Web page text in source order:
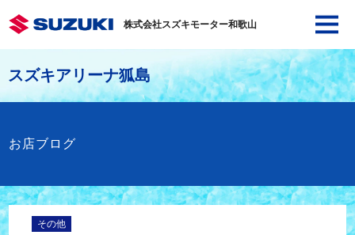
株式会社スズキモーター和歌山
スズキアリーナ狐島
お店ブログ
その他